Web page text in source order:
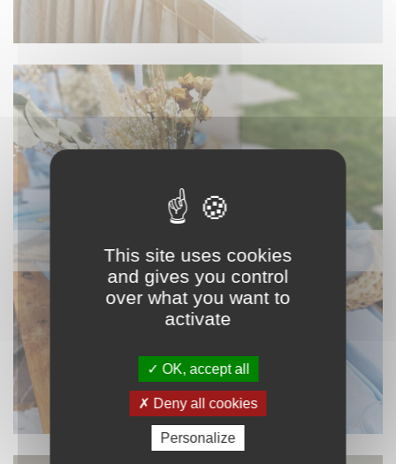
NAPPAGE ET TEXTILE
This site uses cookies
and gives you control
over what you want to
activate
OK, accept all
Deny all cookies
Personalize